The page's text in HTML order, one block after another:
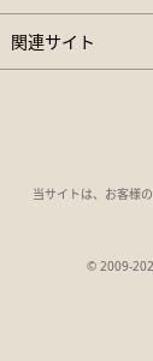
関連サイト
当サイトは、お客様
© 2009-